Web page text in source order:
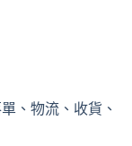
、物流、收貨、